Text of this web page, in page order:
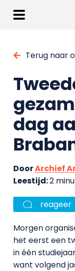
Terug naar
dag
DoorArchief
Leestijd:2
reageer
Morgen
het eerst een
in één
want volgend